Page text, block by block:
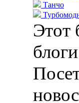
Танчо
Этот